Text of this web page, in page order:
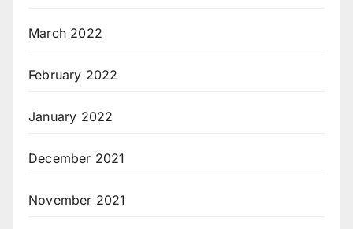
March 2022
February 2022
January 2022
December 2021
November 2021